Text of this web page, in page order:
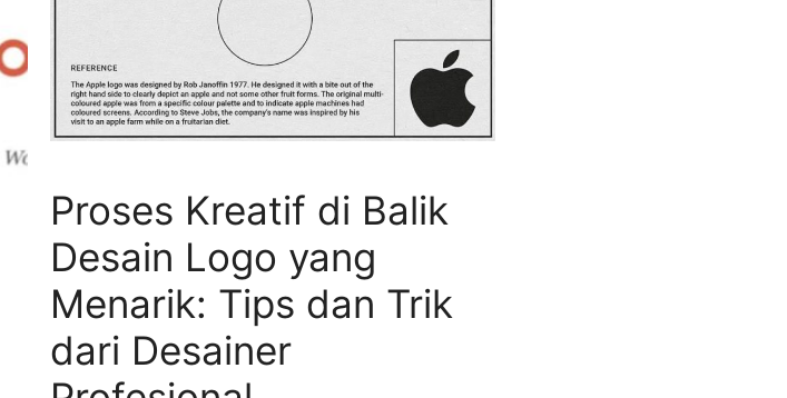
Proses Kreatif di Balik
Desain Logo yang
Menarik: Tips dan Trik
dari Desainer